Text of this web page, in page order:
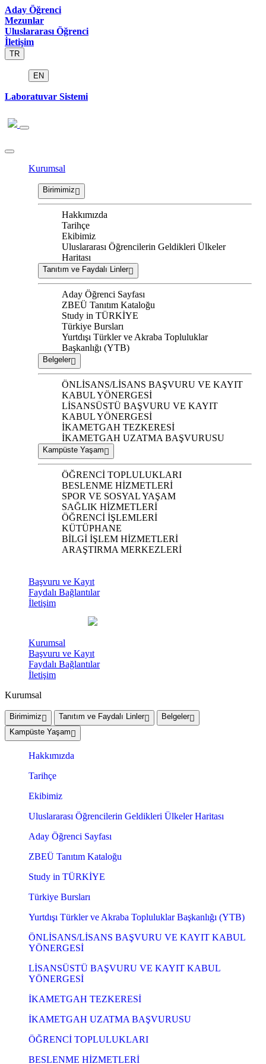
Aday Öğrenci
Mezunlar
Uluslararası Öğrenci
İletişim
TR
EN
Laboratuvar Sistemi
Kurumsal
Birimimiz
Hakkımızda
Tarihçe
Ekibimiz
Uluslararası Öğrencilerin Geldikleri Ülkeler
Haritası
Tanıtım ve Faydalı Linler
Aday Öğrenci Sayfası
ZBEÜ Tanıtım Kataloğu
Study in TÜRKİYE
Türkiye Bursları
Yurtdışı Türkler ve Akraba Topluluklar
Başkanlığı (YTB)
Belgeler
ÖNLİSANS/LİSANS BAŞVURU VE KAYIT
KABUL YÖNERGESİ
LİSANSÜSTÜ BAŞVURU VE KAYIT
KABUL YÖNERGESİ
İKAMETGAH TEZKERESİ
İKAMETGAH UZATMA BAŞVURUSU
Kampüste Yaşam
ÖĞRENCİ TOPLULUKLARI
BESLENME HİZMETLERİ
SPOR VE SOSYAL YAŞAM
SAĞLIK HİZMETLERİ
ÖĞRENCİ İŞLEMLERİ
KÜTÜPHANE
BİLGİ İŞLEM HİZMETLERİ
ARAŞTIRMA MERKEZLERİ
Başvuru ve Kayıt
Faydalı Bağlantılar
İletişim
Kurumsal
Başvuru ve Kayıt
Faydalı Bağlantılar
İletişim
Kurumsal
Birimimiz Tanıtım ve Faydalı Linler
Belgeler
Kampüste Yaşam
Hakkımızda
Tarihçe
Ekibimiz
Uluslararası Öğrencilerin Geldikleri Ülkeler Haritası
Aday Öğrenci Sayfası
ZBEÜ Tanıtım Kataloğu
Study in TÜRKİYE
Türkiye Bursları
Yurtdışı Türkler ve Akraba Topluluklar Başkanlığı (YTB)
ÖNLİSANS/LİSANS BAŞVURU VE KAYIT KABUL
YÖNERGESİ
LİSANSÜSTÜ BAŞVURU VE KAYIT KABUL
YÖNERGESİ
İKAMETGAH TEZKERESİ
İKAMETGAH UZATMA BAŞVURUSU
ÖĞRENCİ TOPLULUKLARI
BESLENME HİZMETLERİ